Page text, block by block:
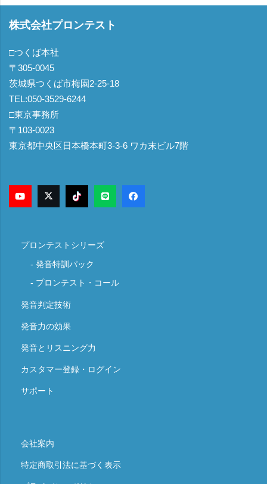
株式会社プロンテスト
□つくば本社
〒305-0045
茨城県つくば市梅園2-25-18
TEL:050-3529-6244
□東京事務所
〒103-0023
東京都中央区日本橋本町3-3-6 ワカ末ビル7階
プロンテストシリーズ
発音特訓パック
プロンテスト・コール
発音判定技術
発音力の効果
発音とリスニング力
カスタマー登録・ログイン
サポート
会社案内
特定商取引法に基づく表示